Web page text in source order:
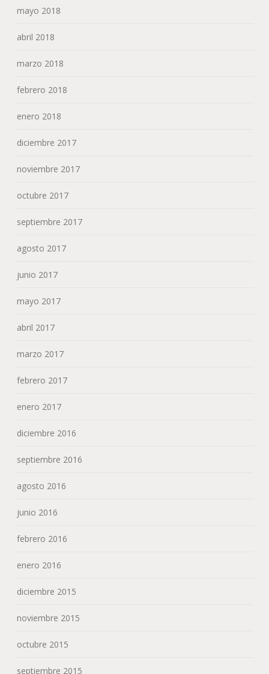
mayo 2018
abril 2018
marzo 2018
febrero 2018
enero 2018
diciembre 2017
noviembre 2017
octubre 2017
septiembre 2017
agosto 2017
junio 2017
mayo 2017
abril 2017
marzo 2017
febrero 2017
enero 2017
diciembre 2016
septiembre 2016
agosto 2016
junio 2016
febrero 2016
enero 2016
diciembre 2015
noviembre 2015
octubre 2015
septiembre 2015